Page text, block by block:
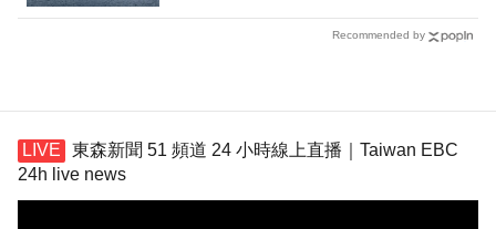
Recommended by
東森新聞 51 頻道 24 小時線上直播｜Taiwan EBC
24h live news